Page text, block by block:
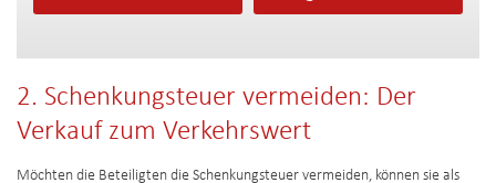
2. Schenkungsteuer vermeiden: Der
Verkauf zum Verkehrswert
Möchten die Beteiligten die Schenkungsteuer vermeiden, können sie als